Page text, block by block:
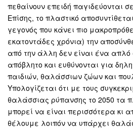
πεθαίνουν επειδή παγιδεύονται
Επίσης, το πλαστικό
γεγονός που κάνει πιο
εκατοντάδες χρόνια) την
από την άλλη δεν είναι ένα απλό
απόβλητο και ευθύνονται για
παιδιών, θαλάσσιων ζώων και
Υπολογίζεται ότι με τους
θαλάσσιας ρύπανσης το 2050 τα
μπορεί να είναι περισσότερα κι
θέλουμε λοιπόν να υπάρχει